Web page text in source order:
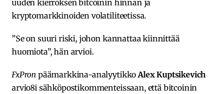
uuden kierroksen bitcoinin hinnan ja
kryptomarkkinoiden volatiliteetissa.
”Se on suuri riski, johon kannattaa kiinnittää
huomiota”, hän arvioi.
FxPron päämarkkina-analyytikkoAlex Kuptsikevich
arvio8i sähköpostikommenteissaan, että bitcoinin